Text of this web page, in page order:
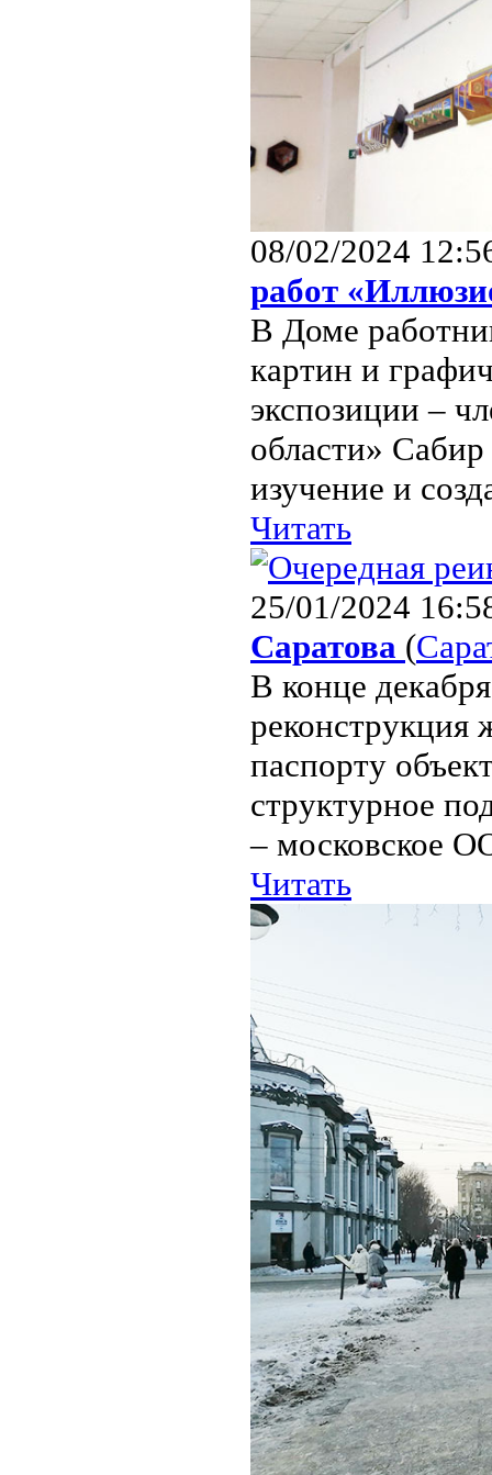
08/02/2024
работ
В Доме
картин и
экспозиции –
области»
изучение и
Читать
25/01/2024
Саратова (
В конце
реконструкция
паспорту
структурное
– московское
Читать